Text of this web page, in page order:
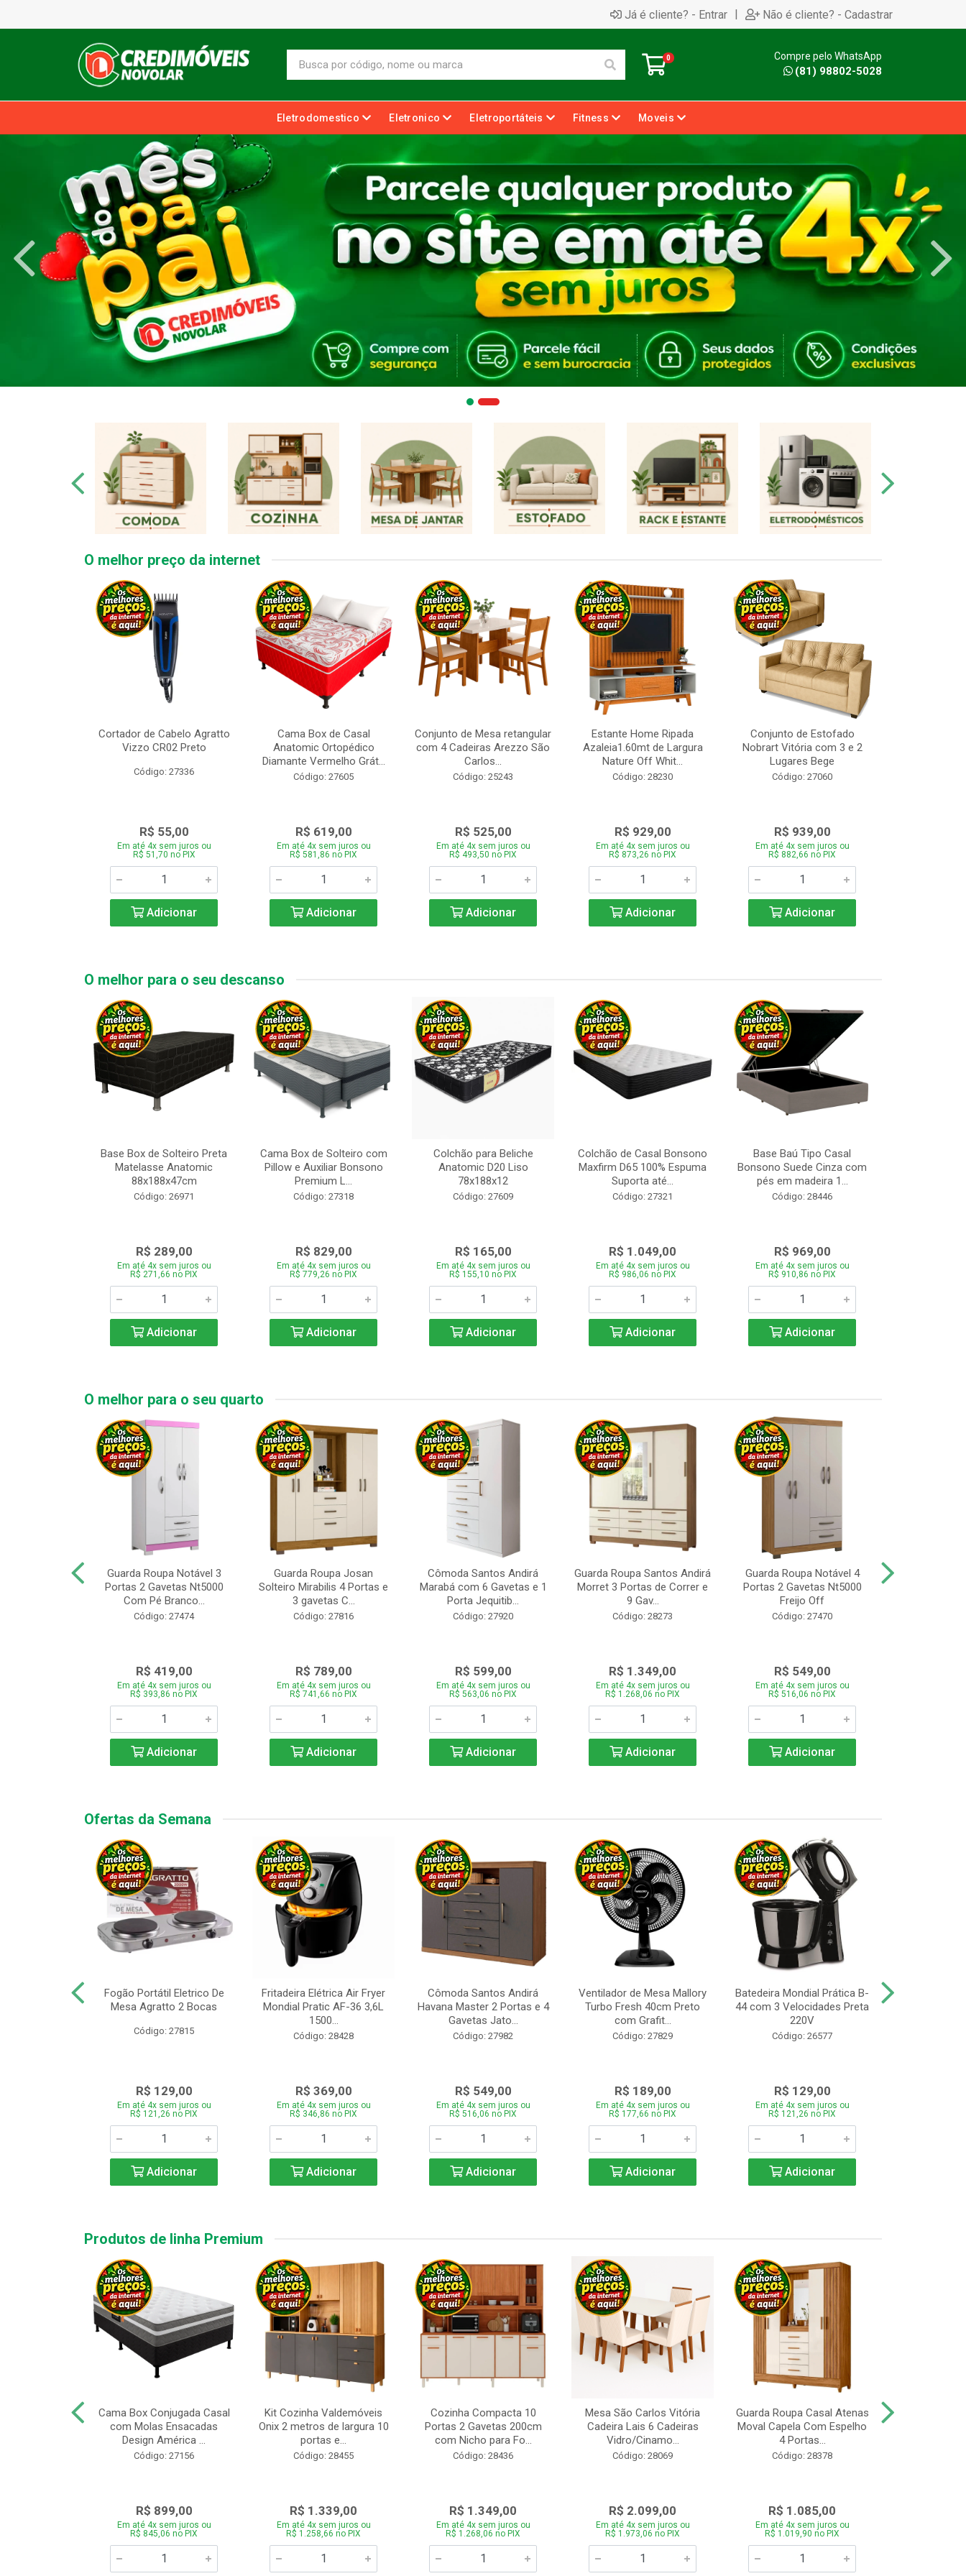
Já é cliente? - Entrar | Não é cliente? - Cadastrar
0 Compre pelo WhatsApp
(81) 98802-5028
Eletrodomestico Eletronico Eletroportáteis Fitness Moveis
O melhor preço da internet
Cortador de Cabelo Agratto
Vizzo CR02 Preto
Código: 27336
R$ 55,00
Em até 4x sem juros ou
R$ 51,70 no PIX
Adicionar
Cama Box de Casal
Anatomic Ortopédico
Diamante Vermelho Grát...
Código: 27605
R$ 619,00
Em até 4x sem juros ou
R$ 581,86 no PIX
Adicionar
Conjunto de Mesa retangular
com 4 Cadeiras Arezzo São
Carlos...
Código: 25243
R$ 525,00
Em até 4x sem juros ou
R$ 493,50 no PIX
Adicionar
Estante Home Ripada
Azaleia1.60mt de Largura
Nature Off Whit...
Código: 28230
R$ 929,00
Em até 4x sem juros ou
R$ 873,26 no PIX
Adicionar
Conjunto de Estofado
Nobrart Vitória com 3 e 2
Lugares Bege
Código: 27060
R$ 939,00
Em até 4x sem juros ou
R$ 882,66 no PIX
Adicionar
O melhor para o seu descanso
Base Box de Solteiro Preta
Matelasse Anatomic
88x188x47cm
Código: 26971
R$ 289,00
Em até 4x sem juros ou
R$ 271,66 no PIX
Adicionar
Cama Box de Solteiro com
Pillow e Auxiliar Bonsono
Premium L...
Código: 27318
R$ 829,00
Em até 4x sem juros ou
R$ 779,26 no PIX
Adicionar
Colchão para Beliche
Anatomic D20 Liso
78x188x12
Código: 27609
R$ 165,00
Em até 4x sem juros ou
R$ 155,10 no PIX
Adicionar
Colchão de Casal Bonsono
Maxfirm D65 100% Espuma
Suporta até...
Código: 27321
R$ 1.049,00
Em até 4x sem juros ou
R$ 986,06 no PIX
Adicionar
Base Baú Tipo Casal
Bonsono Suede Cinza com
pés em madeira 1...
Código: 28446
R$ 969,00
Em até 4x sem juros ou
R$ 910,86 no PIX
Adicionar
O melhor para o seu quarto
Guarda Roupa Notável 3
Portas 2 Gavetas Nt5000
Com Pé Branco...
Código: 27474
R$ 419,00
Em até 4x sem juros ou
R$ 393,86 no PIX
Adicionar
Guarda Roupa Josan
Solteiro Mirabilis 4 Portas e
3 gavetas C...
Código: 27816
R$ 789,00
Em até 4x sem juros ou
R$ 741,66 no PIX
Adicionar
Cômoda Santos Andirá
Marabá com 6 Gavetas e 1
Porta Jequitib...
Código: 27920
R$ 599,00
Em até 4x sem juros ou
R$ 563,06 no PIX
Adicionar
Guarda Roupa Santos Andirá
Morret 3 Portas de Correr e
9 Gav...
Código: 28273
R$ 1.349,00
Em até 4x sem juros ou
R$ 1.268,06 no PIX
Adicionar
Guarda Roupa Notável 4
Portas 2 Gavetas Nt5000
Freijo Off
Código: 27470
R$ 549,00
Em até 4x sem juros ou
R$ 516,06 no PIX
Adicionar
Ofertas da Semana
Fogão Portátil Eletrico De
Mesa Agratto 2 Bocas
Código: 27815
R$ 129,00
Em até 4x sem juros ou
R$ 121,26 no PIX
Adicionar
Fritadeira Elétrica Air Fryer
Mondial Pratic AF-36 3,6L
1500...
Código: 28428
R$ 369,00
Em até 4x sem juros ou
R$ 346,86 no PIX
Adicionar
Cômoda Santos Andirá
Havana Master 2 Portas e 4
Gavetas Jato...
Código: 27982
R$ 549,00
Em até 4x sem juros ou
R$ 516,06 no PIX
Adicionar
Ventilador de Mesa Mallory
Turbo Fresh 40cm Preto
com Grafit...
Código: 27829
R$ 189,00
Em até 4x sem juros ou
R$ 177,66 no PIX
Adicionar
Batedeira Mondial Prática B-
44 com 3 Velocidades Preta
220V
Código: 26577
R$ 129,00
Em até 4x sem juros ou
R$ 121,26 no PIX
Adicionar
Produtos de linha Premium
Cama Box Conjugada Casal
com Molas Ensacadas
Design América ...
Código: 27156
R$ 899,00
Em até 4x sem juros ou
R$ 845,06 no PIX
Kit Cozinha Valdemóveis
Onix 2 metros de largura 10
portas e...
Código: 28455
R$ 1.339,00
Em até 4x sem juros ou
R$ 1.258,66 no PIX
Cozinha Compacta 10
Portas 2 Gavetas 200cm
com Nicho para Fo...
Código: 28436
R$ 1.349,00
Em até 4x sem juros ou
R$ 1.268,06 no PIX
Mesa São Carlos Vitória
Cadeira Lais 6 Cadeiras
Vidro/Cinamo...
Código: 28069
R$ 2.099,00
Em até 4x sem juros ou
R$ 1.973,06 no PIX
Guarda Roupa Casal Atenas
Moval Capela Com Espelho
4 Portas...
Código: 28378
R$ 1.085,00
Em até 4x sem juros ou
R$ 1.019,90 no PIX